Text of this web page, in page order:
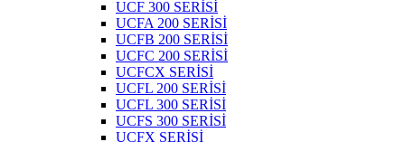
UCF 300 SERİSİ
UCFA 200 SERİSİ
UCFB 200 SERİSİ
UCFC 200 SERİSİ
UCFCX SERİSİ
UCFL 200 SERİSİ
UCFL 300 SERİSİ
UCFS 300 SERİSİ
UCFX SERİSİ